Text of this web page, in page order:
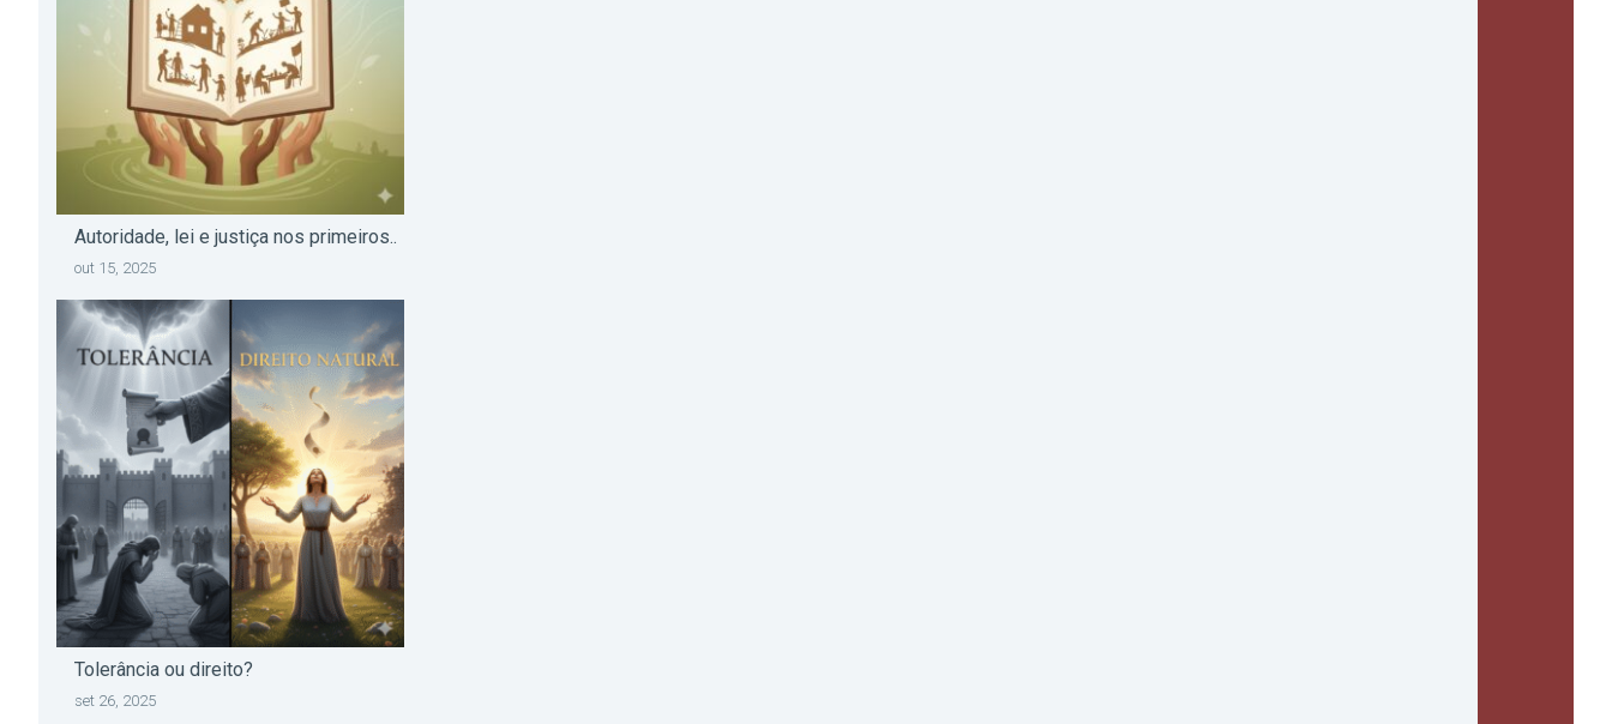
Autoridade, lei e justiça nos primeiros..
out 15, 2025
Tolerância ou direito?
set 26, 2025